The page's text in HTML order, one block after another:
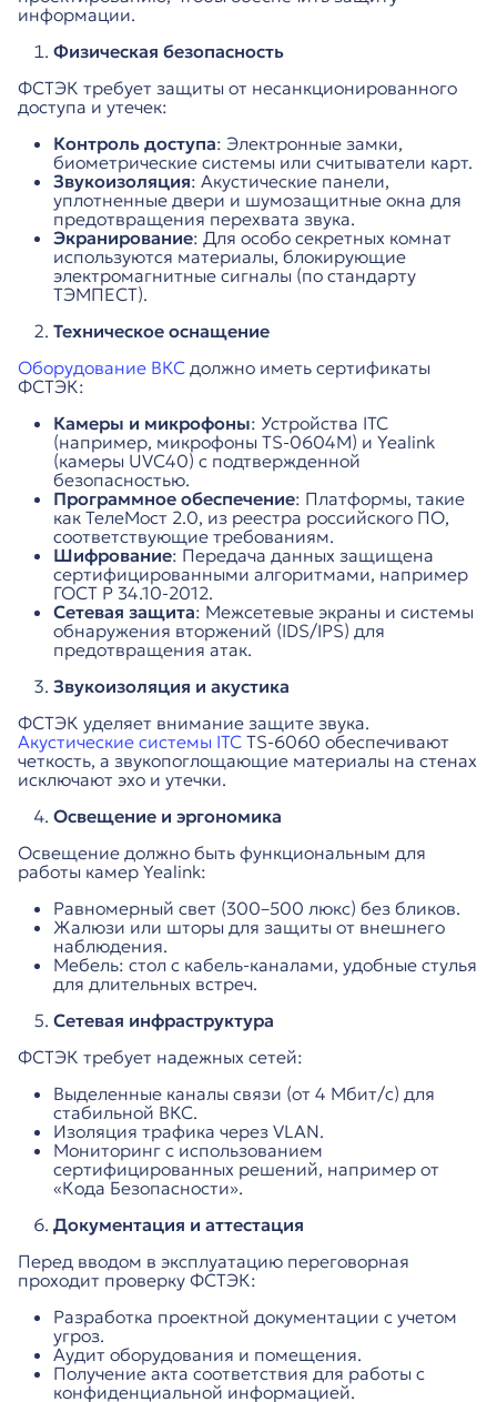
информации.
Физическая безопасность
ФСТЭК требует защиты от несанкционированного
доступа и утечек:
Контроль доступа: Электронные замки,
биометрические системы или считыватели карт.
Звукоизоляция: Акустические панели,
уплотненные двери и шумозащитные окна для
предотвращения перехвата звука.
Экранирование: Для особо секретных комнат
используются материалы, блокирующие
электромагнитные сигналы (по стандарту
ТЭМПЕСТ).
Техническое оснащение
Оборудование ВКС должно иметь сертификаты
ФСТЭК:
Камеры и микрофоны: Устройства ITC
(например, микрофоны TS-0604M) и Yealink
(камеры UVC40) с подтвержденной
безопасностью.
Программное обеспечение: Платформы, такие
как ТелеМост 2.0, из реестра российского ПО,
соответствующие требованиям.
Шифрование: Передача данных защищена
сертифицированными алгоритмами, например
ГОСТ Р 34.10-2012.
Сетевая защита: Межсетевые экраны и системы
обнаружения вторжений (IDS/IPS) для
предотвращения атак.
Звукоизоляция и акустика
ФСТЭК уделяет внимание защите звука.
Акустические системы ITC TS-6060 обеспечивают
четкость, а звукопоглощающие материалы на стенах
исключают эхо и утечки.
Освещение и эргономика
Освещение должно быть функциональным для
работы камер Yealink:
Равномерный свет (300–500 люкс) без бликов.
Жалюзи или шторы для защиты от внешнего
наблюдения.
Мебель: стол с кабель-каналами, удобные стулья
для длительных встреч.
Сетевая инфраструктура
ФСТЭК требует надежных сетей:
Выделенные каналы связи (от 4 Мбит/с) для
стабильной ВКС.
Изоляция трафика через VLAN.
Мониторинг с использованием
сертифицированных решений, например от
«Кода Безопасности».
Документация и аттестация
Перед вводом в эксплуатацию переговорная
проходит проверку ФСТЭК:
Разработка проектной документации с учетом
угроз.
Аудит оборудования и помещения.
Получение акта соответствия для работы с
конфиденциальной информацией.